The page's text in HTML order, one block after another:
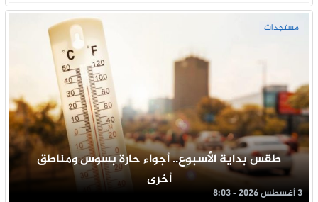
مستجدات
طقس بداية الأسبوع.. أجواء حارة بسوس ومناطق
أخرى
3 أغسطس 2026 - 8:03